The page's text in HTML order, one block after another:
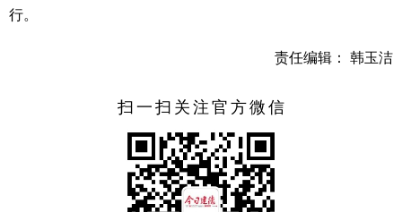
行。
责任编辑： 韩玉洁
扫一扫关注官方微信